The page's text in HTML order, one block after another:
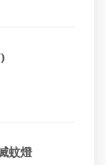
蚊燈